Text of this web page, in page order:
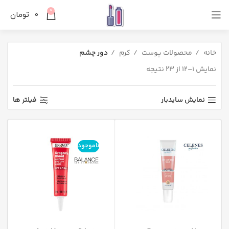
0
0 تومان
خانه محصولات پوست کرم
دور چشم
نمایش 1–12 از 23 نتیجه
نمایش سایدبار فیلتر ها
ناموجود